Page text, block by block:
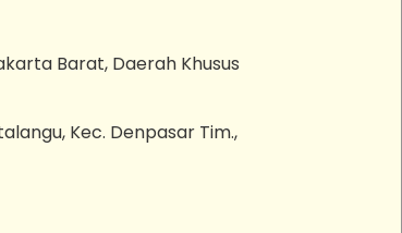
Barat, Daerah Khusus
Kec. Denpasar Tim.,